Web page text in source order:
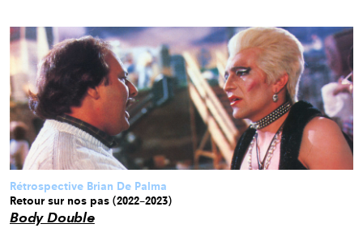
Rétrospective Brian De Palma
Retour sur nos pas (2022–2023)
Body Double